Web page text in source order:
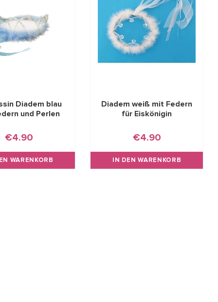
Diadem blau
und Perlen
€4.90
WARENKORB
Diadem weiß mit Federn
für Eiskönigin
€4.90
IN DEN WARENKORB